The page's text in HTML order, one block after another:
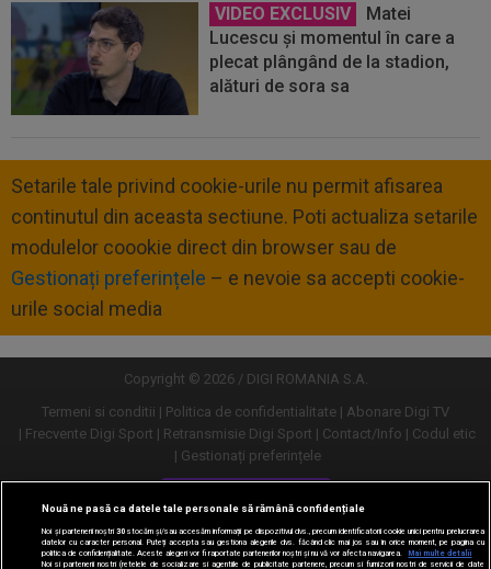
VIDEO EXCLUSIV
Matei
Lucescu și momentul în care a
plecat plângând de la stadion,
alături de sora sa
Setarile tale privind cookie-urile nu permit afisarea
continutul din aceasta sectiune. Poti actualiza setarile
modulelor coookie direct din browser sau de
Gestionați preferințele – e nevoie sa accepti cookie-
urile social media
Copyright © 2026 / DIGI ROMANIA S.A.
Termeni si conditii
Politica de confidentialitate
Abonare Digi TV
Frecvente Digi Sport
Retransmisie Digi Sport Contact/Info
Codul etic
Gestionați preferințele
Versiune desktop
Nouă ne pasă ca datele tale personale să rămână confidențiale
Noi și partenerii noștri30stocăm și/sau accesăm informații pe dispozitivul dvs., precum identificatorii cookie unici pentru prelucrarea
datelor cu caracter personal. Puteți accepta sau gestiona alegerile dvs. făcând clic mai jos sau în orice moment, pe pagina cu
politica de confidențialitate. Aceste alegeri vor fi raportate partenerilor noștri și nu vă vor afecta navigarea.
Mai multe detalii
Noi si partenerii nostri (retelele de socializare si agentiile de publicitate partenere, precum si furnizorii nostri de servicii de date